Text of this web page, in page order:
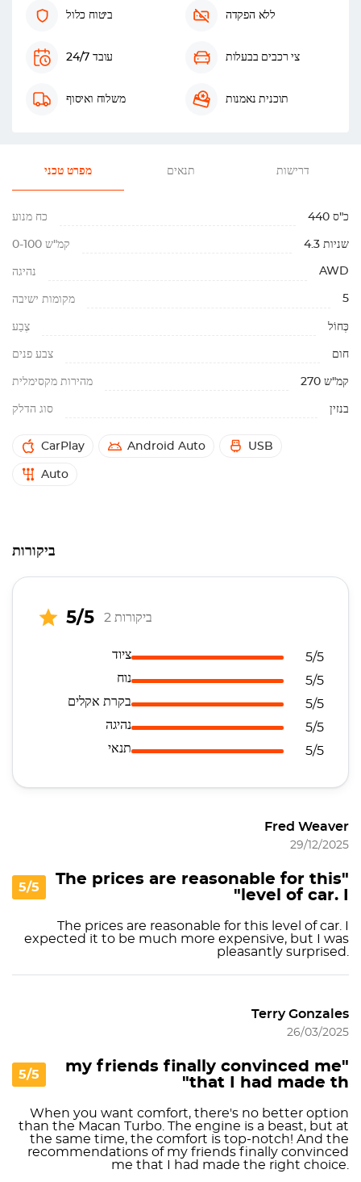
ביטוח כלול ללא הפקדה
עובד 24/7 צי רכבים בבעלות
משלוח ואיסוף תוכנית נאמנות
מפרט טכני תנאים דרישות
כח מנוע 440 כ"ס
0-100 קמ"ש 4.3 שניות
נהיגה AWD
מקומות ישיבה 5
צֶבַע כְּחוֹל
צבע פנים חום
מהירות מקסימלית 270 קמ"ש
סוג הדלק בנזין
CarPlay Android Auto USB
Auto
ביקורות
5/5 2 ביקורות
ציוד
5/5
נוח
5/5
בקרת אקלים
5/5
נהיגה
5/5
תנאי
5/5
Fred Weaver
29/12/2025
5/5
"The prices are reasonable for this
level of car. I"
The prices are reasonable for this level of car. I
expected it to be much more expensive, but I was
pleasantly surprised.
Terry Gonzales
26/03/2025
5/5
"my friends finally convinced me
that I had made th"
When you want comfort, there's no better option
than the Macan Turbo. The engine is a beast, but at
the same time, the comfort is top-notch! And the
recommendations of my friends finally convinced
me that I had made the right choice.